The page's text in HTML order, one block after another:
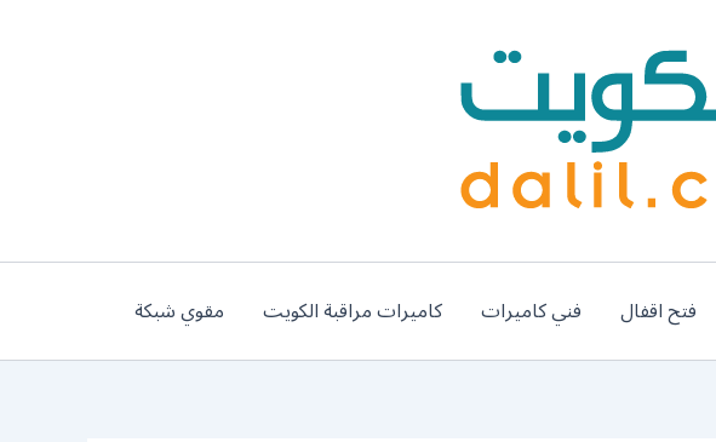
فتح اقفال فني كاميرات كاميرات مراقبة الكويت مقوي شبكة